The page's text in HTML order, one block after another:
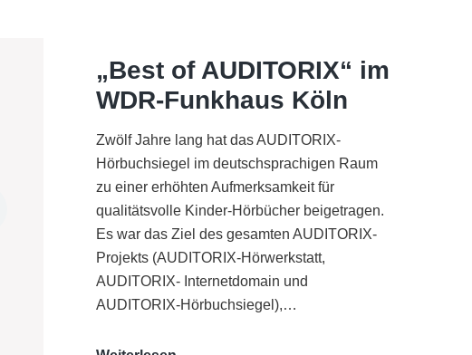
„Best of AUDITORIX“ im
WDR-Funkhaus Köln
Zwölf Jahre lang hat das AUDITORIX-
Hörbuchsiegel im deutschsprachigen Raum
zu einer erhöhten Aufmerksamkeit für
qualitätsvolle Kinder-Hörbücher beigetragen.
Es war das Ziel des gesamten AUDITORIX-
Projekts (AUDITORIX-Hörwerkstatt,
AUDITORIX- Internetdomain und
AUDITORIX-Hörbuchsiegel),…